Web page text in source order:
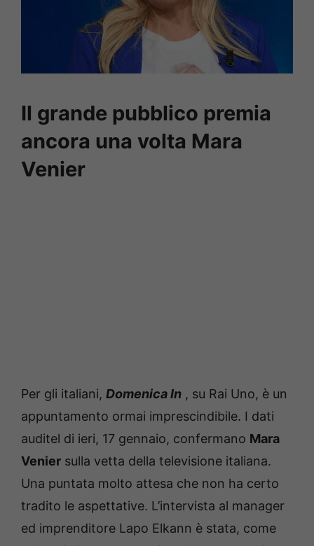
Il grande pubblico premia
ancora una volta Mara
Venier
Per gli italiani, Domenica In , su Rai Uno, è un
appuntamento ormai imprescindibile. I dati
auditel di ieri, 17 gennaio, confermano Mara
Venier sulla vetta della televisione italiana.
Una puntata molto attesa che non ha certo
tradito le aspettative. L’intervista al manager
ed imprenditore Lapo Elkann è stata, come